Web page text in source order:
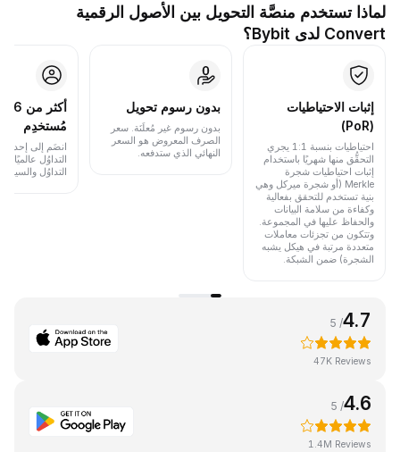
لماذا تستخدم منصَّة التحويل بين الأصول الرقمية
Convert لدى Bybit؟
إثبات الاحتياطيات
(PoR)
احتياطيات بنسبة 1:1 يجري
التحقُّق منها شهريًا باستخدام
إثبات احتياطيات شجرة
Merkle (أو شجرة ميركل وهي
بنية تستخدم للتحقق بفعالية
وكفاءة من سلامة البيانات
والحفاظ عليها في المجموعة.
وتتكون من تجزئات معاملات
متعددة مرتبة في هيكل يشبه
الشجرة) ضمن الشبكة.
بدون رسوم تحويل
بدون رسوم غير مُعلَنَة. سعر
الصرف المعروض هو السعر
النهائي الذي ستدفعه.
مُستخدِم
انضَم إلى إحدى
التداوُل
التداوُل والسيولة.
4.7
/ 5
47K Reviews
4.6
/ 5
1.4M Reviews